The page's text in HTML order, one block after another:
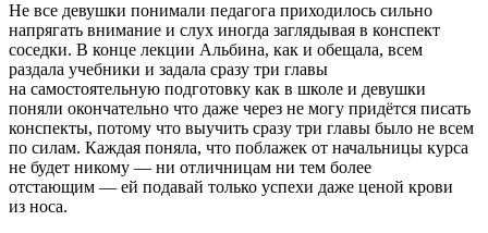
Не все девушки понимали педагога приходилось сильно
напрягать внимание и слух иногда заглядывая в конспект
соседки. В конце лекции Альбина, как и обещала, всем
раздала учебники и задала сразу три главы
на самостоятельную подготовку как в школе и девушки
поняли окончательно что даже через не могу придётся писать
конспекты, потому что выучить сразу три главы было не всем
по силам. Каждая поняла, что поблажек от начальницы курса
не будет никому — ни отличницам ни тем более
отстающим — ей подавай только успехи даже ценой крови
из носа.